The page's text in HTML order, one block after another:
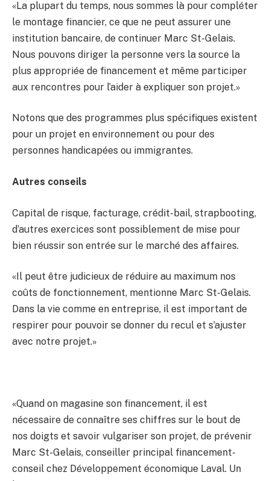
«La plupart du temps, nous sommes là pour compléter
le montage financier, ce que ne peut assurer une
institution bancaire, de continuer Marc St-Gelais.
Nous pouvons diriger la personne vers la source la
plus appropriée de financement et même participer
aux rencontres pour l’aider à expliquer son projet.»
Notons que des programmes plus spécifiques existent
pour un projet en environnement ou pour des
personnes handicapées ou immigrantes.
Autres conseils
Capital de risque, facturage, crédit-bail, strapbooting,
d’autres exercices sont possiblement de mise pour
bien réussir son entrée sur le marché des affaires.
«Il peut être judicieux de réduire au maximum nos
coûts de fonctionnement, mentionne Marc St-Gelais.
Dans la vie comme en entreprise, il est important de
respirer pour pouvoir se donner du recul et s’ajuster
avec notre projet.»
«Quand on magasine son financement, il est
nécessaire de connaître ses chiffres sur le bout de
nos doigts et savoir vulgariser son projet, de prévenir
Marc St-Gelais, conseiller principal financement-
conseil chez Développement économique Laval. Un